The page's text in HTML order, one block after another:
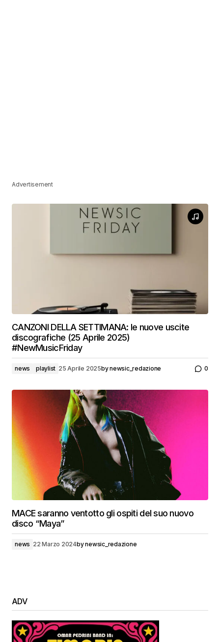
Advertisement
CANZONI DELLA SETTIMANA: le nuove uscite
discografiche (25 Aprile 2025)
#NewMusicFriday
news playlist 25 Aprile 2025bynewsic_redazione 0
MACE saranno ventotto gli ospiti del suo nuovo
disco “Maya”
news 22 Marzo 2024bynewsic_redazione
ADV